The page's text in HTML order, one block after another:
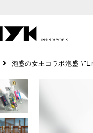
泡盛の女王コラボ泡盛